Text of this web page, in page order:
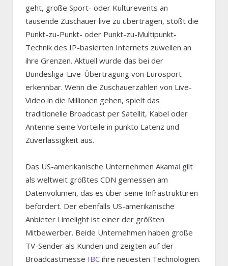
geht, große Sport- oder Kulturevents an
tausende Zuschauer live zu übertragen, stößt die
Punkt-zu-Punkt- oder Punkt-zu-Multipunkt-
Technik des IP-basierten Internets zuweilen an
ihre Grenzen. Aktuell wurde das bei der
Bundesliga-Live-Übertragung von Eurosport
erkennbar. Wenn die Zuschauerzahlen von Live-
Video in die Millionen gehen, spielt das
traditionelle Broadcast per Satellit, Kabel oder
Antenne seine Vorteile in punkto Latenz und
Zuverlässigkeit aus.
Das US-amerikanische Unternehmen Akamai gilt
als weltweit größtes CDN gemessen am
Datenvolumen, das es über seine Infrastrukturen
befördert. Der ebenfalls US-amerikanische
Anbieter Limelight ist einer der größten
Mitbewerber. Beide Unternehmen haben große
TV-Sender als Kunden und zeigten auf der
Broadcastmesse IBC ihre neuesten Technologien.